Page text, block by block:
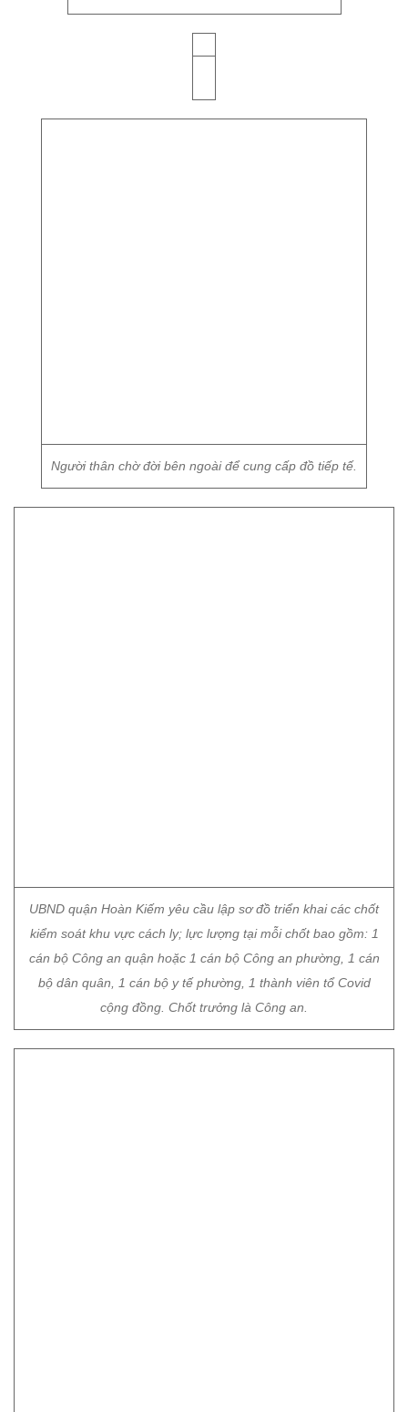
Người thân chờ đời bên ngoài để cung cấp đồ tiếp tế.
UBND quận Hoàn Kiếm yêu cầu lập sơ đồ triển khai các chốt
kiểm soát khu vực cách ly; lực lượng tại mỗi chốt bao gồm: 1
cán bộ Công an quận hoặc 1 cán bộ Công an phường, 1 cán
bộ dân quân, 1 cán bộ y tế phường, 1 thành viên tổ Covid
cộng đồng. Chốt trưởng là Công an.